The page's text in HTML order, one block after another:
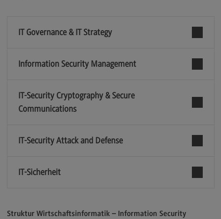
Berufsperspektiven
Elektrotechnik und Informationstechnik
Profil-O-Mat Elektrotechnik und
Rahmenbedingungen
Berufsperspektiven
IT Governance & IT Strategy
Information Security Management
IT-Security Cryptography & Secure
Communications
IT-Security Attack and Defense
IT-Sicherheit
Struktur Wirtschaftsinformatik – Information Security